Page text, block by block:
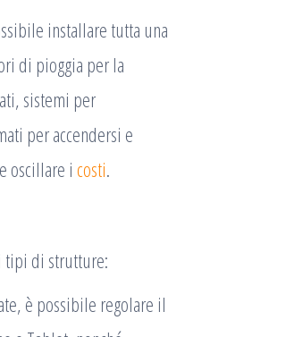
installare tutta una
di pioggia per la
sistemi per
per accendersi e
oscillare i costi.
tipi di strutture:
è possibile regolare il